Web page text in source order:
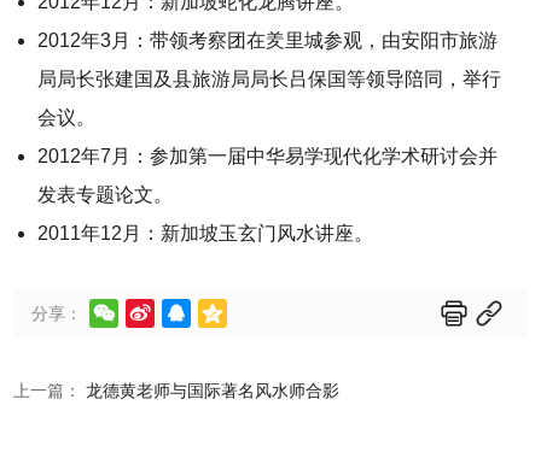
2012年3月：带领考察团在羑里城参观，由安阳市旅游
局局长张建国及县旅游局局长吕保国等领导陪同，举行
会议。
2012年7月：参加第一届中华易学现代化学术研讨会并
发表专题论文。
2011年12月：新加坡玉玄门风水讲座。
分享：      
上一篇：龙德黄老师与国际著名风水师合影